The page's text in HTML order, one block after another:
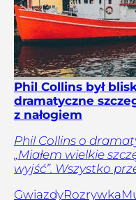
Phil Collins był
dramatyczne
z nałogiem
Phil Collins o
„Miałem wielkie
wyjść”. Wszystko
GwiazdyRozrywka